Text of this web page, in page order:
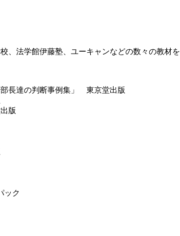
、法学館伊藤塾、ユーキャンなどの数々の教材
部長達の判断事例集」 東京堂出版
版
ック